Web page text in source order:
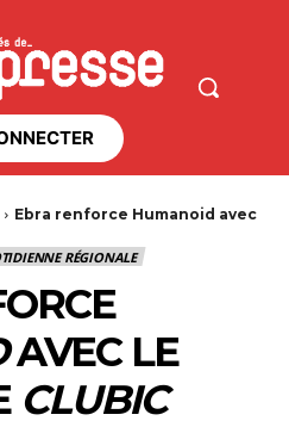
Ebra renforce Humanoid avec
RÉGIONALE
AVEC LE
CLUBIC